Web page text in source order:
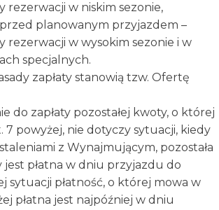
rezerwacji w niskim sezonie,
planowanym przyjazdem –
rezerwacji w wysokim sezonie i w
specjalnych.
zapłaty stanowią tzw. Ofertę
do zapłaty pozostałej kwoty, o której
7 powyżej, nie dotyczy sytuacji, kiedy
z Wynajmującym, pozostała
jest płatna w dniu przyjazdu do
sytuacji płatność, o której mowa w
płatna jest najpóźniej w dniu